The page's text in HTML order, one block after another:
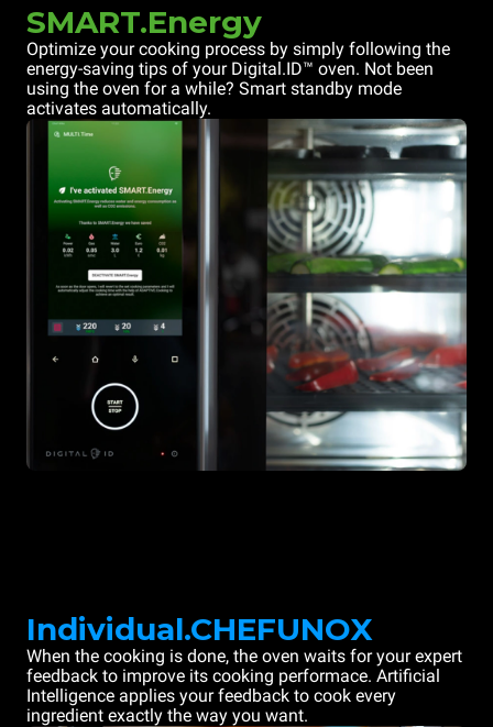
SMART.Energy
Optimize your cooking process by simply following the
energy-saving tips of your Digital.ID™ oven. Not been
using the oven for a while? Smart standby mode
activates automatically.
Individual.CHEFUNOX
When the cooking is done, the oven waits for your expert
feedback to improve its cooking performace. Artificial
Intelligence applies your feedback to cook every
ingredient exactly the way you want.